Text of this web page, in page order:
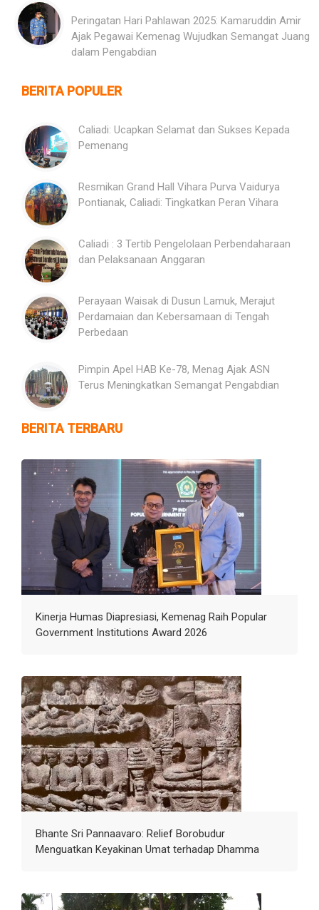
Peringatan Hari Pahlawan 2025: Kamaruddin Amir
Ajak Pegawai Kemenag Wujudkan Semangat Juang
dalam Pengabdian
BERITA POPULER
Caliadi: Ucapkan Selamat dan Sukses Kepada
Pemenang
Resmikan Grand Hall Vihara Purva Vaidurya
Pontianak, Caliadi: Tingkatkan Peran Vihara
Caliadi : 3 Tertib Pengelolaan Perbendaharaan
dan Pelaksanaan Anggaran
Perayaan Waisak di Dusun Lamuk, Merajut
Perdamaian dan Kebersamaan di Tengah
Perbedaan
Pimpin Apel HAB Ke-78, Menag Ajak ASN
Terus Meningkatkan Semangat Pengabdian
BERITA TERBARU
Kinerja Humas Diapresiasi, Kemenag Raih Popular
Government Institutions Award 2026
Bhante Sri Pannaavaro: Relief Borobudur
Menguatkan Keyakinan Umat terhadap Dhamma